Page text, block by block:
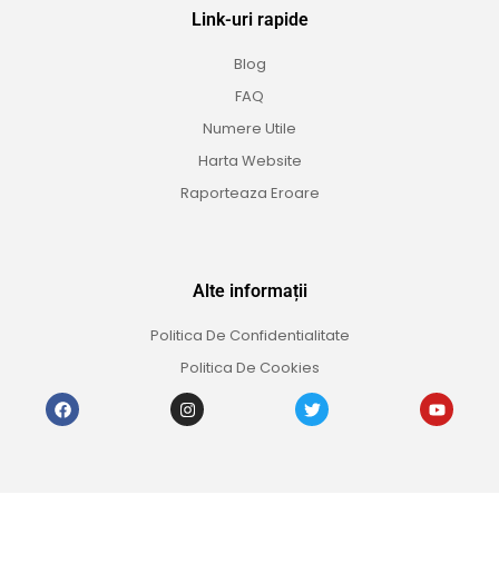
Link-uri rapide
Blog
FAQ
Numere Utile
Harta Website
Raporteaza Eroare
Alte informații
Politica De Confidentialitate
Politica De Cookies